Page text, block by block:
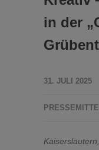
in der
31. JULI 2025